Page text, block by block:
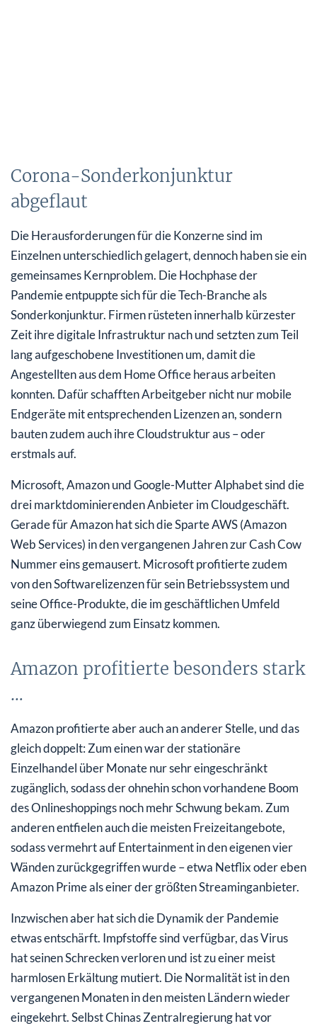
Corona-Sonderkonjunktur
abgeflaut
Die Herausforderungen für die Konzerne sind im
Einzelnen unterschiedlich gelagert, dennoch haben sie ein
gemeinsames Kernproblem. Die Hochphase der
Pandemie entpuppte sich für die Tech-Branche als
Sonderkonjunktur. Firmen rüsteten innerhalb kürzester
Zeit ihre digitale Infrastruktur nach und setzten zum Teil
lang aufgeschobene Investitionen um, damit die
Angestellten aus dem Home Office heraus arbeiten
konnten. Dafür schafften Arbeitgeber nicht nur mobile
Endgeräte mit entsprechenden Lizenzen an, sondern
bauten zudem auch ihre Cloudstruktur aus – oder
erstmals auf.
Microsoft, Amazon und Google-Mutter Alphabet sind die
drei marktdominierenden Anbieter im Cloudgeschäft.
Gerade für Amazon hat sich die Sparte AWS (Amazon
Web Services) in den vergangenen Jahren zur Cash Cow
Nummer eins gemausert. Microsoft profitierte zudem
von den Softwarelizenzen für sein Betriebssystem und
seine Office-Produkte, die im geschäftlichen Umfeld
ganz überwiegend zum Einsatz kommen.
Amazon profitierte besonders stark
…
Amazon profitierte aber auch an anderer Stelle, und das
gleich doppelt: Zum einen war der stationäre
Einzelhandel über Monate nur sehr eingeschränkt
zugänglich, sodass der ohnehin schon vorhandene Boom
des Onlineshoppings noch mehr Schwung bekam. Zum
anderen entfielen auch die meisten Freizeitangebote,
sodass vermehrt auf Entertainment in den eigenen vier
Wänden zurückgegriffen wurde – etwa Netflix oder eben
Amazon Prime als einer der größten Streaminganbieter.
Inzwischen aber hat sich die Dynamik der Pandemie
etwas entschärft. Impfstoffe sind verfügbar, das Virus
hat seinen Schrecken verloren und ist zu einer meist
harmlosen Erkältung mutiert. Die Normalität ist in den
vergangenen Monaten in den meisten Ländern wieder
eingekehrt. Selbst Chinas Zentralregierung hat vor